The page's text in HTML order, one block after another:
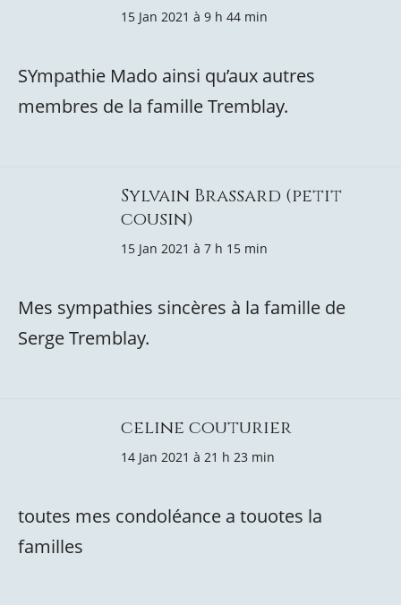
15 Jan 2021 à 9 h 44 min
SYmpathie Mado ainsi qu’aux autres
membres de la famille Tremblay.
Sylvain Brassard (petit
cousin)
15 Jan 2021 à 7 h 15 min
Mes sympathies sincères à la famille de
Serge Tremblay.
celine couturier
14 Jan 2021 à 21 h 23 min
toutes mes condoléance a touotes la
familles